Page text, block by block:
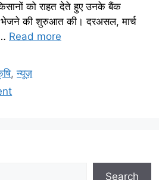
को राहत देते हुए उनके बैंक
भेजने की शुरुआत की। दरअसल, मार्च
Read more
,न्यूज़
Search